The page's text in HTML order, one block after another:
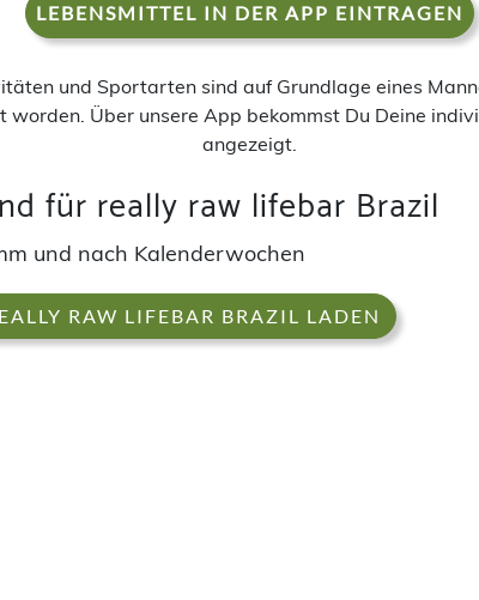
LEBENSMITTEL IN DER APP EINTRAGEN
und Sportarten sind auf Grundlage eines
worden. Über unsere App bekommst Du Deine
angezeigt.
für really raw lifebar Brazil
und nach Kalenderwochen
RAW LIFEBAR BRAZIL LADEN